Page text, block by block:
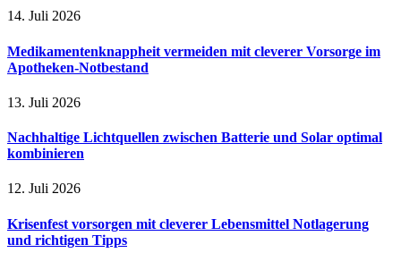
14. Juli 2026
Medikamentenknappheit vermeiden mit cleverer Vorsorge im
Apotheken-Notbestand
13. Juli 2026
Nachhaltige Lichtquellen zwischen Batterie und Solar optimal
kombinieren
12. Juli 2026
Krisenfest vorsorgen mit cleverer Lebensmittel Notlagerung
und richtigen Tipps